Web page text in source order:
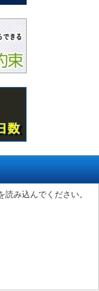
み込んでください。